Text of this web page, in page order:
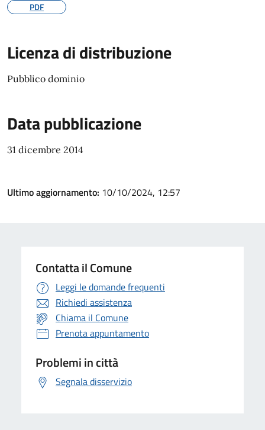
PDF
Licenza di distribuzione
Pubblico dominio
Data pubblicazione
31 dicembre 2014
Ultimo aggiornamento: 10/10/2024, 12:57
Contatta il Comune
Leggi le domande frequenti
Richiedi assistenza
Chiama il Comune
Prenota appuntamento
Problemi in città
Segnala disservizio